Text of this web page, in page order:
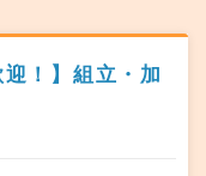
！】組立・加